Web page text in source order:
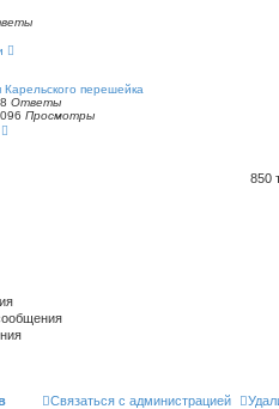
перешейка
Ответы
Просмотры
850
Связаться с администрацией